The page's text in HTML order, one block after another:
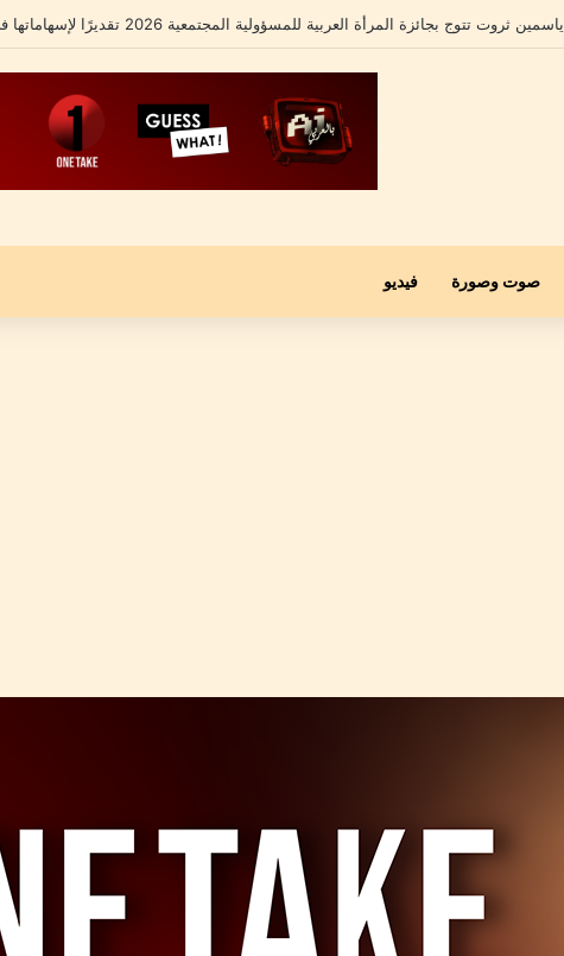
بعد إخلاء سبيله.. علي الشامل يكشف تفاصيل أزمته الأخيرة ومحاميه يؤكد: “موكلي
صوت وصورة فيديو